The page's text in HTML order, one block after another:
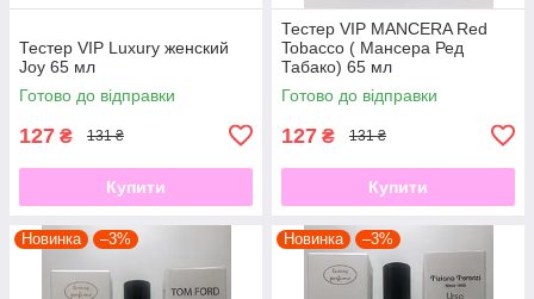
Тестер VIP Luxury женский
Joy 65 мл
Готово до відправки
127 ₴ 131 ₴
Купити
Тестер VIP MANCERA Red
Tobacco ( Мансера Ред
Табако) 65 мл
Готово до відправки
127 ₴ 131 ₴
Купити
Новинка –3% Новинка –3%